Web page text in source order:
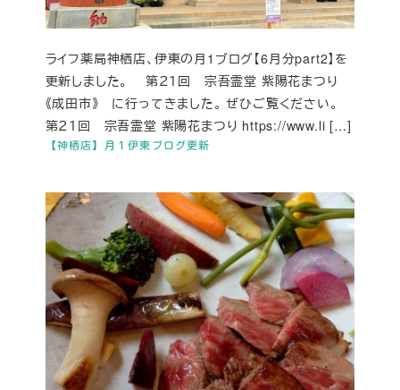
【神栖店】月１伊東ブログ更新
ライフ薬局神栖店、伊東の月1ブログ【6月分part2】を
更新しました。 第２１回 宗吾霊堂 紫陽花まつり
《成田市》 に行ってきました。 ぜひご覧ください。
第２１回 宗吾霊堂 紫陽花まつり https://www.li […]